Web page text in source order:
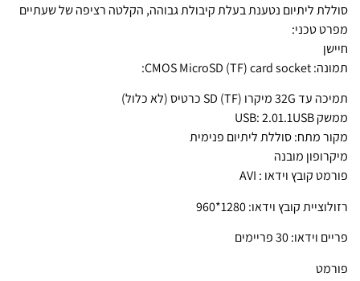
סוללת ליתיום נטענת בעלת קיבולת גבוהה, הקלטה רציפה של שעתיים
מפרט טכני:
חיישן
תמונה: CMOS MicroSD (TF) card socket:
תמיכה עד 32G מיקרו SD (TF) כרטיס (לא כלול)
ממשק USB: 2.01.1USB
מקור מתח: סוללת ליתיום פנימית
מיקרופון מובנה
פורמט קובץ וידאו : AVI
רזולוציית קובץ וידאו: 1280*960
פריים וידאו: 30 פריימים
פורמט